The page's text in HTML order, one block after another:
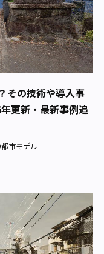
その技術や導入事
更新・最新事例追
市モデル